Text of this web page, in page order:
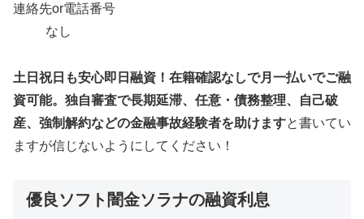
連絡先or電話番号
なし
土日祝日も安心即日融資！在籍確認なしで月一払いでご融
資可能。独自審査で長期延滞、任意・債務整理、自己破
産、強制解約などの金融事故経験者を助けますと書いてい
ますが信じないようにしてください！
優良ソフト闇金ソラナの融資利息